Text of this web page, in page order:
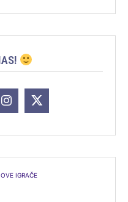
IGRAČE